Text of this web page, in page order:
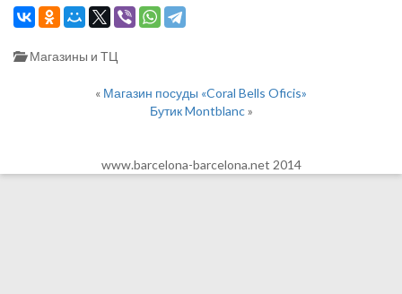
Магазины и ТЦ
« Магазин посуды «Coral Bells Oficis»
Бутик Montblanc»
www.barcelona-barcelona.net 2014